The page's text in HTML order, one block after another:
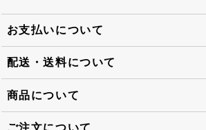
お支払いについて
配送・送料について
商品について
ご注文について